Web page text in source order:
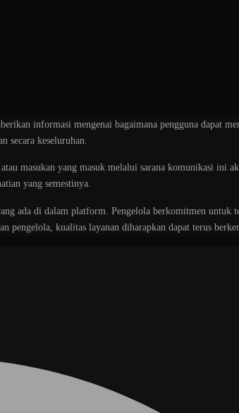
informasi mengenai bagaimana pengguna dapat
secara keseluruhan.
masukan yang masuk melalui sarana komunikasi ini
yang semestinya.
ada di dalam platform. Pengelola berkomitmen untuk
pengelola, kualitas layanan diharapkan dapat terus